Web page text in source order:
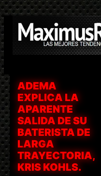
Saltar
contenido
ADEMA
EXPLICA LA
APARENTE
SALIDA DE SU
BATERISTA DE
LARGA
TRAYECTORIA,
KRIS KOHLS.